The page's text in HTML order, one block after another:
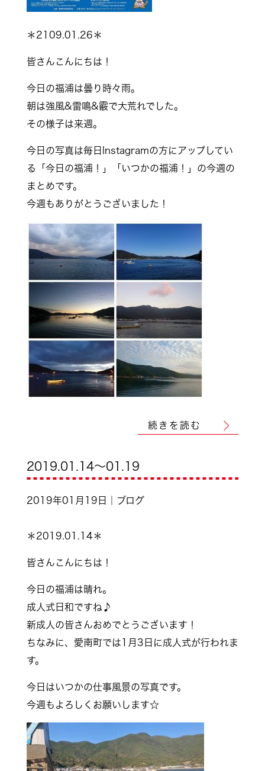
＊2109.01.26＊
皆さんこんにちは！
今日の福浦は曇り時々雨。
朝は強風&雷鳴&霰で大荒れでした。
その様子は来週。
今日の写真は毎日Instagramの方にアップしてい
る「今日の福浦！」「いつかの福浦！」の今週の
まとめです。
今週もありがとうございました！
続きを読む
2019.01.14～01.19
2019年01月19日｜ブログ
＊2019.01.14＊
皆さんこんにちは！
今日の福浦は晴れ。
成人式日和ですね♪
新成人の皆さんおめでとうございます！
ちなみに、愛南町では1月3日に成人式が行われま
す。
今日はいつかの仕事風景の写真です。
今週もよろしくお願いします☆